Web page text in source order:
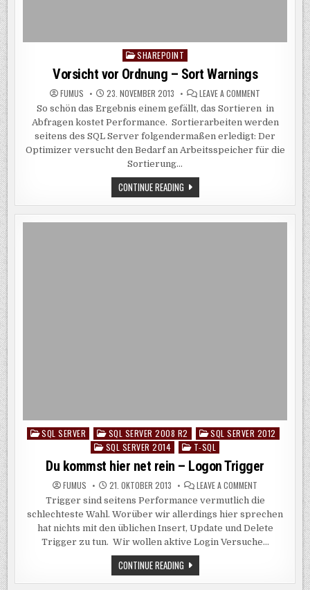
Posted
in
SHAREPOINT
Vorsicht vor Ordnung – Sort Warnings
FUMUS 23. NOVEMBER 2013 LEAVE A COMMENT
VOR
ORDNUNG
–
SORT
WARNINGS
So schön das Ergebnis einem gefällt, das Sortieren in
Abfragen kostet Performance. Sortierarbeiten werden
seitens des SQL Server folgendermaßen erledigt: Der
Optimizer versucht den Bedarf an Arbeitsspeicher für die
Sortierung…
CONTINUE READINGVORSICHT
VOR
ORDNUNG
–
SORT
PostedSQL SERVER SQL SERVER 2008 R2
SQL SERVER 2012
SQL SERVER 2014
T-SQL
Du kommst hier net rein – Logon Trigger
FUMUS 21. OKTOBER 2013 LEAVE A COMMENT
KOMMST
HIER
NET
REIN
–
LOGON
Trigger sind seitens Performance vermutlich die
schlechteste Wahl. Worüber wir allerdings hier sprechen
hat nichts mit den üblichen Insert, Update und Delete
Trigger zu tun. Wir wollen aktive Login Versuche…
CONTINUE READINGDU
KOMMST
HIER